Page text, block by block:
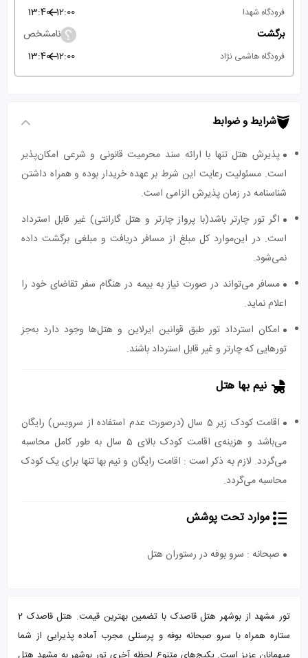
فرودگاه شهدا 12:00
13:40
برگشت
نامشخص
فرودگاه هاشمی نژاد 12:00
13:40
شرایط و ضوابط
پذیرش هتل تنها با ارائه سند محرمیت قانونی و شرعی امکان‌پذیر
است. مسئولیت رعایت این شرط بر عهده خریدار بوده و همراه داشتن
شناسنامه در زمان پذیرش الزامی است.
اگر تور چارتر باشد(با پرواز چارتر و هتل گارانتی) غیر قابل استرداد
است. در این‌موارد کل مبلغ از مسافر دریافت و مبلغی برگشت داده
نمی‌شود.
مسافر می‌تواند در صورت نیاز به بیمه در هنگام سفر تقاضای خود را
اعلام نماید.
امکان استرداد تور طبق قوانین ایرلاین و هتل‌ها وجود دارد به‌جز
تورهایی که چارتر و غیر قابل استرداد باشند.
نیم بها هتل
اقامت کودک زیر 5 سال (درصورت عدم استفاده از سرویس) رایگان
می‌باشد و هزینه‌ی اقامت کودک بالای 5 سال به طور کامل محاسبه
می‌گردد. لازم به ذکر است : اقامت رایگان و نیم بها تنها برای یک کودک
محاسبه می‌گردد.
موارد تحت پوشش
صبحانه : سرو بوفه در رستوران هتل
تور مشهد از بوشهر هتل قاصدک با تضمین بهترین قیمت. هتل قاصدک 2
ستاره همراه با سرو صبحانه بوفه و پرسنلی مجرب آماده پذیرایی از شما